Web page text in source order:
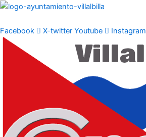
Ir
contenido
Facebook X-twitter Youtube Instagram